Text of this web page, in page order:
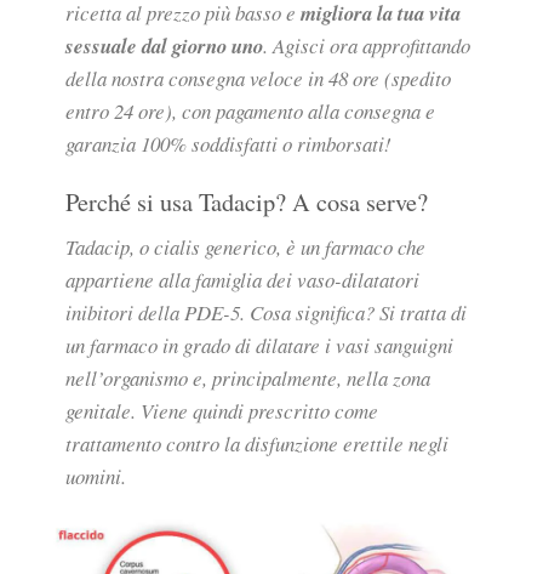
ricetta al prezzo più basso e migliora la tua vita
sessuale dal giorno uno. Agisci ora approfittando
della nostra consegna veloce in 48 ore (spedito
entro 24 ore), con pagamento alla consegna e
garanzia 100% soddisfatti o rimborsati!
Perché si usa Tadacip? A cosa serve?
Tadacip, o cialis generico, è un farmaco che
appartiene alla famiglia dei vaso-dilatatori
inibitori della PDE-5. Cosa significa? Si tratta di
un farmaco in grado di dilatare i vasi sanguigni
nell’organismo e, principalmente, nella zona
genitale. Viene quindi prescritto come
trattamento contro la disfunzione erettile negli
uomini.